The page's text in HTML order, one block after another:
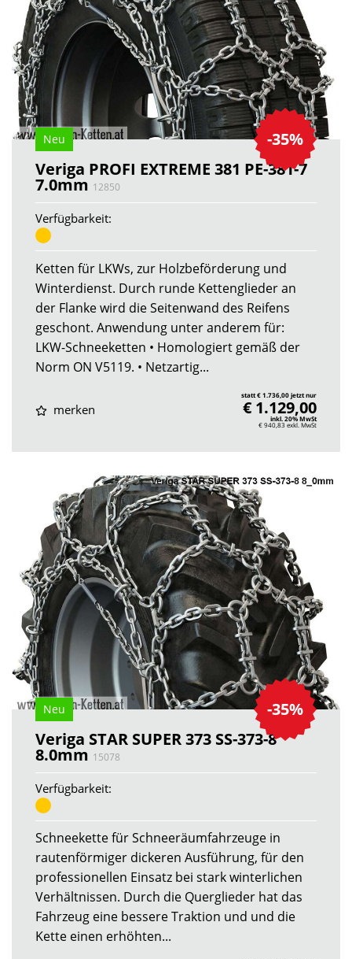
-35%
Neu
Veriga PROFI EXTREME 381 PE-381-7
7.0mm 12850
Verfügbarkeit:
Ketten für LKWs, zur Holzbeförderung und
Winterdienst. Durch runde Kettenglieder an
der Flanke wird die Seitenwand des Reifens
geschont. Anwendung unter anderem für:
LKW-Schneeketten • Homologiert gemäß der
Norm ON V5119. • Netzartig...
merken
statt € 1.736,00 jetzt nur
€ 1.129,00
inkl. 20% MwSt
€ 940,83 exkl. MwSt
-35%
Neu
Veriga STAR SUPER 373 SS-373-8
8.0mm 15078
Verfügbarkeit:
Schneekette für Schneeräumfahrzeuge in
rautenförmiger dickeren Ausführung, für den
professionellen Einsatz bei stark winterlichen
Verhältnissen. Durch die Querglieder hat das
Fahrzeug eine bessere Traktion und und die
Kette einen erhöhten...